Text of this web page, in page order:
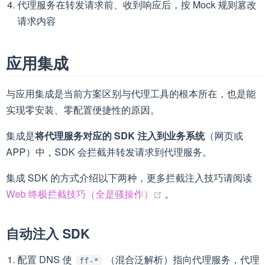
代理服务在转发请求前、收到响应后，按 Mock 规则篡改
请求内容
应用集成
与应用集成是当前方案区别与代理工具的根本所在，也是能
实现零安装、零配置便捷性的原因。
集成是将代理服务对应的 SDK 注入到业务系统（网页或
APP）中，SDK 会拦截并转发请求到代理服务。
集成 SDK 的方式介绍以下两种，更多拦截注入技巧请阅读
Web 终极拦截技巧（全是骚操作）
(opens new window)
。
自动注入 SDK
配置 DNS 使 ff-*
（混合泛解析）指向代理服务，代理